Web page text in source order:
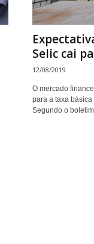
Selic cai
12/08/2019
O mercado
para a taxa
Segundo o